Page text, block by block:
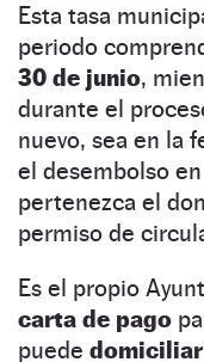
Esta tasa
periodo
30 de junio,
durante el
nuevo, sea en la
el desembolso
pertenezca el
permiso de
Es el propio
carta de pago
puede